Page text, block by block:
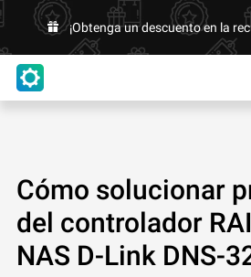
¡Obtenga un descuento en la
Cómo solucionar
del controlador
NAS D-Link DNS-